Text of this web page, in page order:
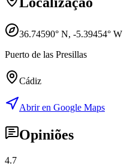
36.74590° N, -5.39454° W
Puerto de las Presillas
Cádiz
Abrir en Google Maps
Opiniões
4.7